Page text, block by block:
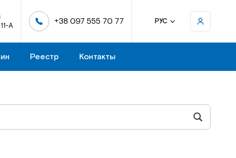
А
+38 097 555 70 77 РУС
Реестр Контакты